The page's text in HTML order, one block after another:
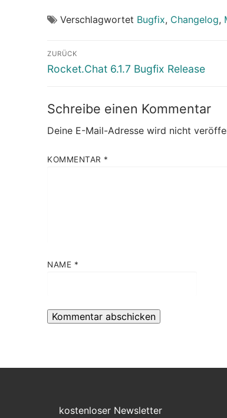
Verschlagwortet Bugfix, Changelog,
Beitragsnavigation
ZURÜCK
Vorheriger
Rocket.Chat 6.1.7 Bugfix Release
Schreibe einen Kommentar
Deine E-Mail-Adresse wird nicht
KOMMENTAR *
NAME *
kostenloser Newsletter